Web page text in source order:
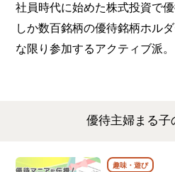
社員時代に始めた株式投資で
しか数百銘柄の優待銘柄ホル
な限り参加するアクティブ派。
優待主婦まる子
趣味・遊び